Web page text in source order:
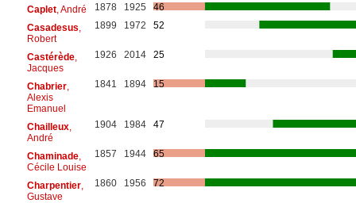
Caplet, André 1878 1925
46
Casadesus
Robert
1899 1972 52
Castérède,
Jacques
1926 2014 25
Chabrier,
Alexis
Emanuel
1841 1894 15
Chailleux,
André
1904 1984 47
Chaminade,
Cécile Louise
1857 1944 65
Charpentier,
Gustave
1860 1956 72